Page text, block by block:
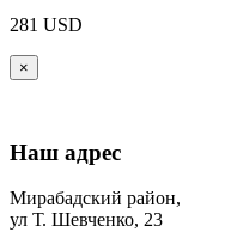
281 USD
×
Наш адрес
Мирабадский район,
ул Т. Шевченко, 23